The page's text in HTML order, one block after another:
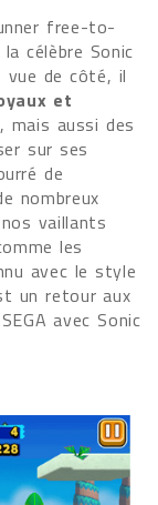
free-to-
célèbre Sonic
vue de côté, il
et
, mais aussi des
sur ses
de
nombreux
vaillants
les
avec le style
un retour aux
avec Sonic